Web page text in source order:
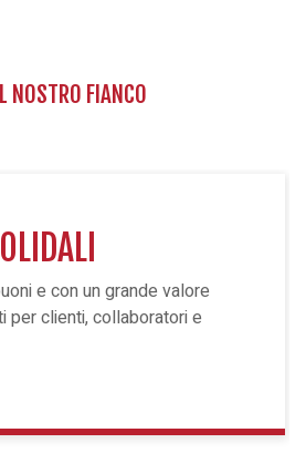
NOSTRO FIANCO
e con un grande valore
per clienti, collaboratori e